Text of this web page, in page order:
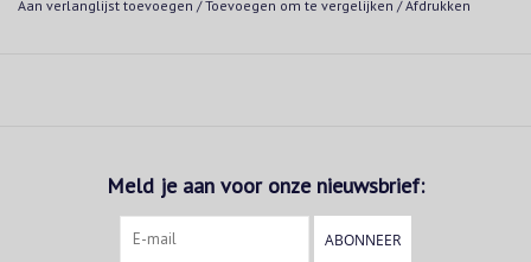
Omdat deze riemen van Leyva handgemaakt en met de hand
Aan verlanglijst toevoegen /Toevoegen om te vergelijken /Afdrukken
Meld je aan voor onze nieuwsbrief:
ABONNEER